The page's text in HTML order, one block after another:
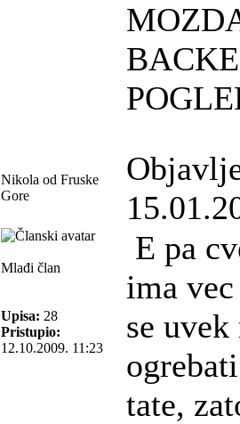
Nikola od Fruske
Gore
Mlađi član
Upisa: 28
Pristupio:
12.10.2009. 11:23
E pa
ima
se uvek
tate,